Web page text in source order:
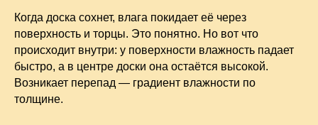
Когда доска сохнет, влага покидает её через
поверхность и торцы. Это понятно. Но вот что
происходит внутри: у поверхности влажность падает
быстро, а в центре доски она остаётся высокой.
Возникает перепад — градиент влажности по
толщине.